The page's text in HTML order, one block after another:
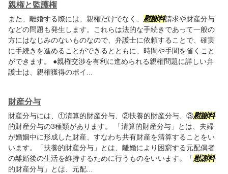
親権と監護権
また、離婚する際には、親権だけでなく、 慰謝料請求や財産分与
などの問題も発生します。これらは法的な手続きであって一般の
方にはなじみのないものなので、弁護士に依頼することで、確実
に手続きを進めることができるとともに、時間や手間を省くこと
ができます。 ●親権交渉を有利に進められる親権問題に詳しい弁
護士は、親権獲得のポイ...
財産分与
財産分与には、①清算的財産分与、②扶養的財産分与、③慰謝料
的財産分与の3種類があります。 「清算的財産分与」とは、夫婦
が婚姻中に形成した財産、すなわち共有財産を清算することをい
います。「扶養的財産分与」とは、離婚により困窮する元配偶者
の離婚後の生活を維持するために行うものをいいます。「慰謝料
的財産分与」とは、元配...